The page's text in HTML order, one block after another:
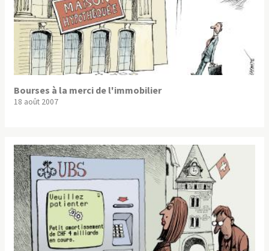
Bourses à la merci de l'immobilier
18 août 2007